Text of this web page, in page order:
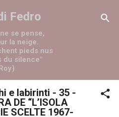
principali
Fedro
se pense,
la neige.
pieds nus
du silence"
e labirinti - 35 -
DE “L’ISOLA
SCELTE 1967-